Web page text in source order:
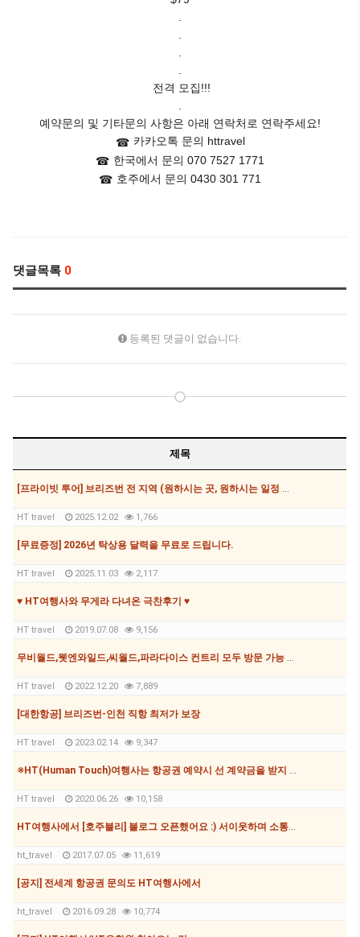
.
.
.
.
전격 모집!!!
.
예약문의 및 기타문의 사항은 아래 연락처로 연락주세요!
☎ 카카오톡 문의 httravel
☎ 한국에서 문의 070 7527 1771
☎ 호주에서 문의 0430 301 771
댓글목록 0
등록된 댓글이 없습니다.
제목
[프라이빗 투어] 브리즈번 전 지역 (원하시는 곳, 원하시는 일정 모두 가능, 7,8,12,24,35,56인승 가능)
HT travel 2025.12.02 1,766
[무료증정] 2026년 탁상용 달력을 무료로 드립니다.
HT travel 2025.11.03 2,117
♥ HT여행사와 무게라 다녀온 극찬후기 ♥
HT travel 2019.07.08 9,156
무비월드,웻엔와일드,씨월드,파라다이스 컨트리 모두 방문 가능 패스가 167불!!!!
HT travel 2022.12.20 7,889
[대한항공] 브리즈번-인천 직항 최저가 보장
HT travel 2023.02.14 9,347
※HT(Human Touch)여행사는 항공권 예약시 선 계약금을 받지 않습니다.※
HT travel 2020.06.26 10,158
HT여행사에서 [호주블리] 블로그 오픈했어요 :) 서이웃하며 소통하며 지내요
ht_travel 2017.07.05 11,619
[공지] 전세계 항공권 문의도 HT여행사에서
ht_travel 2016.09.28 10,774